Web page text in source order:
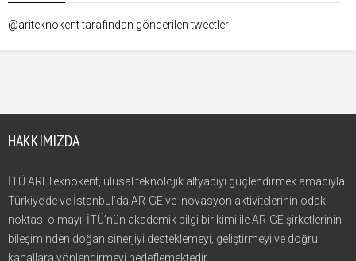
@ariteknokent tarafından gönderilen tweetler
HAKKIMIZDA
İTÜ ARI Teknokent, ulusal teknolojik altyapıyı güçlendirmek amacıyla
Türkiye’de ve İstanbul’da AR-GE ve inovasyon aktivitelerinin odak
noktası olmayı; İTÜ’nün akademik bilgi birikimi ile AR-GE şirketlerinin
bileşiminden doğan sinerjiyi desteklemeyi, geliştirmeyi ve doğru
kanallara yönlendirmeyi hedeflemektedir.